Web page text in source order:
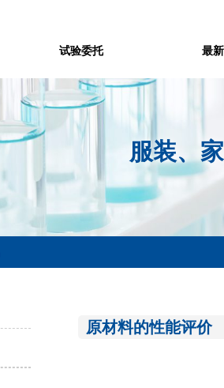
试验委托 最
服装、
原材料的性能评价